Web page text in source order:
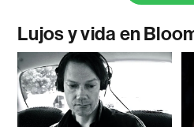
Lujos y vida en